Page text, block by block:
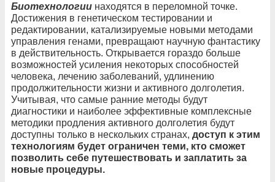
Биотехнологии находятся в переломной точке.
Достижения в генетическом тестировании и
редактировании, катализируемые новыми методами
управления генами, превращают научную фантастику
в действительность. Открывается гораздо больше
возможностей усиления некоторых способностей
человека, лечению заболеваний, удлинению
продолжительности жизни и активного долголетия.
Учитывая, что самые ранние методы будут
диагностики и наиболее эффективные комплексные
методики продления активного долголетия будут
доступны только в нескольких странах, доступ к этим
технологиям будет ограничен теми, кто сможет
позволить себе путешествовать и заплатить за
новые процедуры.